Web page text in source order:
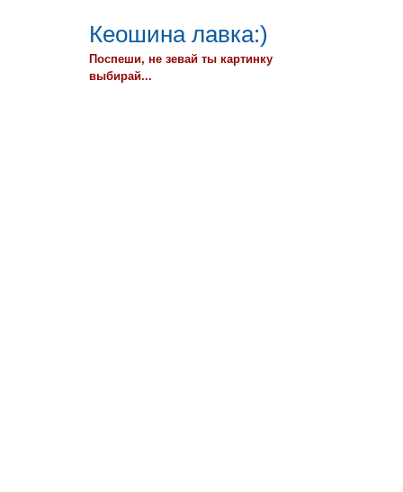
Кеошина лавка:)
Поспеши, не зевай ты картинку
выбирай...